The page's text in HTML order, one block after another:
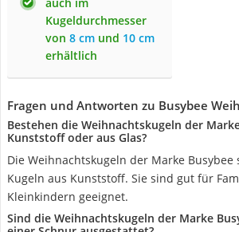
Kugeldurchmesser
von 8 cm und 10 cm
erhältlich
Fragen und Antworten zu Busybee
Bestehen die Weihnachtskugeln der
Kunststoff oder aus Glas?
Die Weihnachtskugeln der Marke
Kugeln aus Kunststoff. Sie sind gut für
Kleinkindern geeignet.
Sind die Weihnachtskugeln der Marke